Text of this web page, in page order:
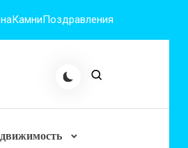
КамниПоздравления